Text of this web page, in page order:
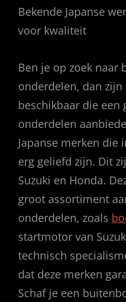
Bekende Japanse
voor kwaliteit
Ben je op zoek
onderdelen, dan
beschikbaar die een
onderdelen
Japanse merken die
erg geliefd zijn. Dit
Suzuki en Honda.
groot assortiment
onderdelen, zoals
startmotor van
technisch
dat deze merken
Schaf je een